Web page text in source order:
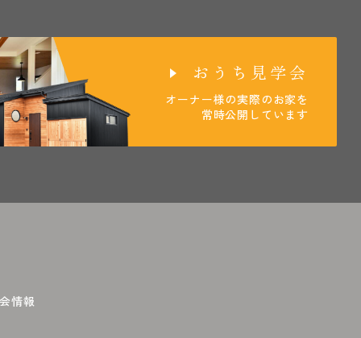
おうち見学会
オーナー様の実際のお家を
常時公開しています
情報